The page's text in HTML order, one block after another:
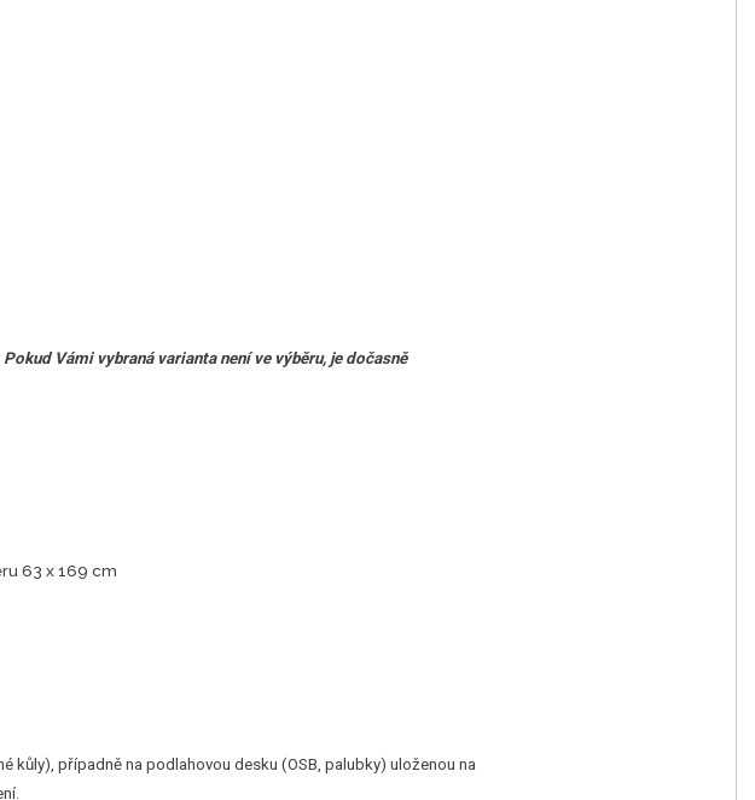
Vámi vybraná varianta není ve výběru, je dočasně
63 x 169 cm
kůly), případně na podlahovou desku (OSB, palubky) uloženou na